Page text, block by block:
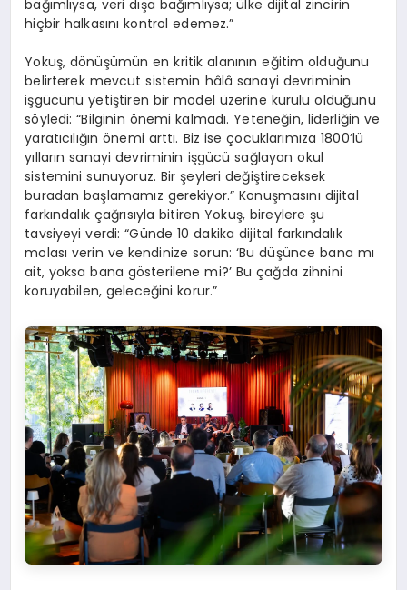
bağımlıysa, veri dışa bağımlıysa; ülke dijital zincirin
hiçbir halkasını kontrol edemez.”
Yokuş, dönüşümün en kritik alanının eğitim olduğunu
belirterek mevcut sistemin hâlâ sanayi devriminin
işgücünü yetiştiren bir model üzerine kurulu olduğunu
söyledi: “Bilginin önemi kalmadı. Yeteneğin, liderliğin ve
yaratıcılığın önemi arttı. Biz ise çocuklarımıza 1800’lü
yılların sanayi devriminin işgücü sağlayan okul
sistemini sunuyoruz. Bir şeyleri değiştireceksek
buradan başlamamız gerekiyor.” Konuşmasını dijital
farkındalık çağrısıyla bitiren Yokuş, bireylere şu
tavsiyeyi verdi: “Günde 10 dakika dijital farkındalık
molası verin ve kendinize sorun: ‘Bu düşünce bana mı
ait, yoksa bana gösterilene mi?’ Bu çağda zihnini
koruyabilen, geleceğini korur.”